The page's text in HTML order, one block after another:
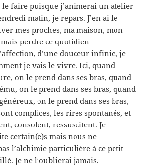
le faire puisque j’animerai un atelier
matin, je repars. J’en ai le
mes proches, ma maison, mon
perdre ce quotidien
d’une douceur infinie, je
je vais le vivre. Ici, quand
on le prend dans ses bras, quand
on le prend dans ses bras, quand
on le prend dans ses bras,
complices, les rires spontanés, et
consolent, ressuscitent. Je
certain(e)s mais nous ne
l’alchimie particulière à ce petit
Je ne l’oublierai jamais.